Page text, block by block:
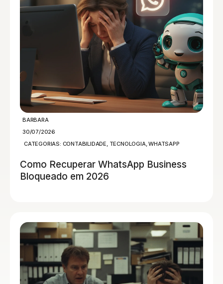
BARBARA
30/07/2026
CATEGORIAS: CONTABILIDADE TECNOLOGIA ,WHATSAPP
Como Recuperar WhatsApp Business
Bloqueado em 2026